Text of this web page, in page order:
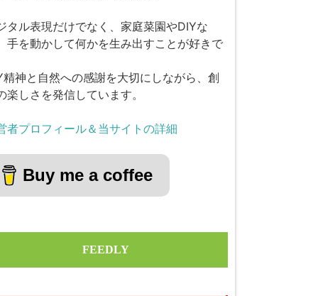
タル表現だけでなく、家庭菜園やDIYな
手を動かして何かを生み出すことが好きで
精神と自然への感謝を大切にしながら、創
楽しさを発信しています。
者プロフィール＆当サイトの詳細
Buy me a coffee
FEEDLY